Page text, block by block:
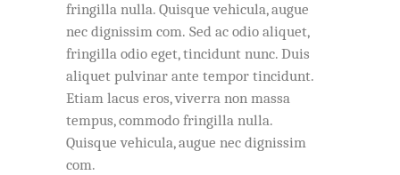
fringilla nulla. Quisque vehicula, augue
nec dignissim com. Sed ac odio aliquet,
fringilla odio eget, tincidunt nunc. Duis
aliquet pulvinar ante tempor tincidunt.
Etiam lacus eros, viverra non massa
tempus, commodo fringilla nulla.
Quisque vehicula, augue nec dignissim
com.